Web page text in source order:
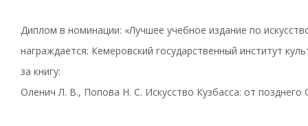
Диплом в номинации: «Лучшее учебное издание по
награждается: Кемеровский государственный институт
за книгу:
Оленич Л. В., Попова Н. С. Искусство Кузбасса: от